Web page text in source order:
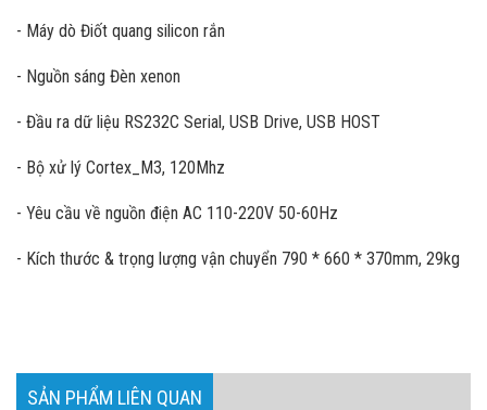
- Máy dò Điốt quang silicon rắn
- Nguồn sáng Đèn xenon
- Đầu ra dữ liệu RS232C Serial, USB Drive, USB HOST
- Bộ xử lý Cortex_M3, 120Mhz
- Yêu cầu về nguồn điện AC 110-220V 50-60Hz
- Kích thước & trọng lượng vận chuyển 790 * 660 * 370mm, 29kg
SẢN PHẨM LIÊN QUAN